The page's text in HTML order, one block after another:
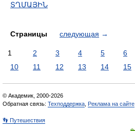
ՏՂՄԱՅԻՆ
Страницы следующая →
1 2 3 4 5 6
10
11 12 13 14 15
© Академик, 2000-2026
Обратная связь: Техподдержка Реклама на сайте
👣 Путешествия